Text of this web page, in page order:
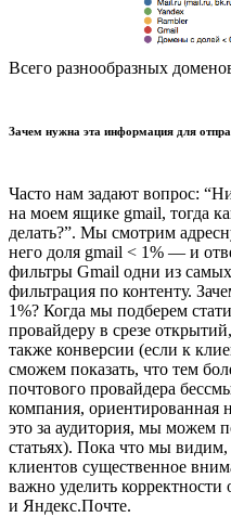
Всего разнообразных
Зачем нужна эта информация для
Часто нам задают вопрос:
на моем ящике gmail, тогда
делать?”. Мы смотрим
него доля gmail < 1% — и
фильтры Gmail одни из
фильтрация по контенту.
1%? Когда мы подберем
провайдеру в срезе
также конверсии (если к
сможем показать, что тем
почтового провайдера
компания, ориентированная
это за аудитория, мы можем
статьях). Пока что мы
клиентов существенное
важно уделить
и Яндекс.Почте.